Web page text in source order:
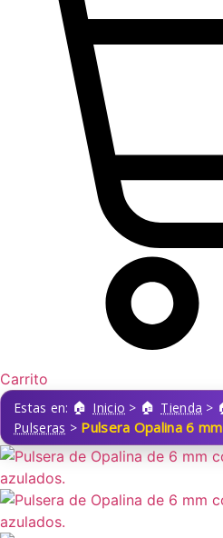
Carrito
Estas en: Inicio > Tienda >
Pulseras > Pulsera Opalina 6 mm